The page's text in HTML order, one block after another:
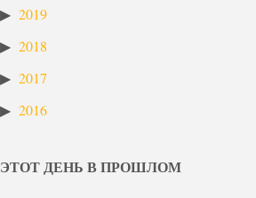
2019
2018
2017
2016
ЭТОТ ДЕНЬ В ПРОШЛОМ